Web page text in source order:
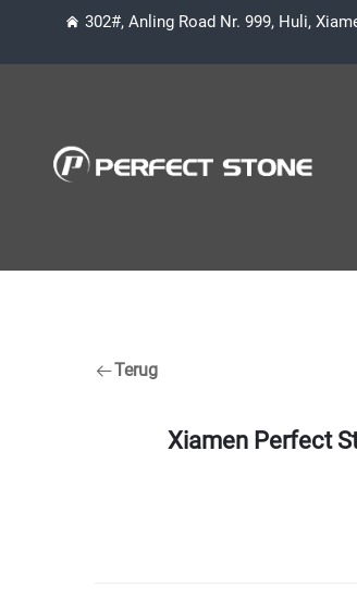
302#, Anling Road Nr. 999, Huli,
Terug
Xiamen Perfect